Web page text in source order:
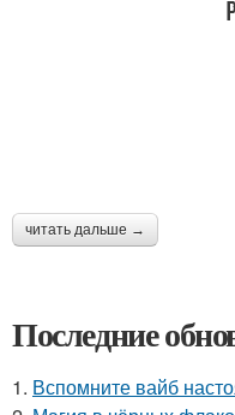
читать дальше →
Последние
1. Вспомните вайб